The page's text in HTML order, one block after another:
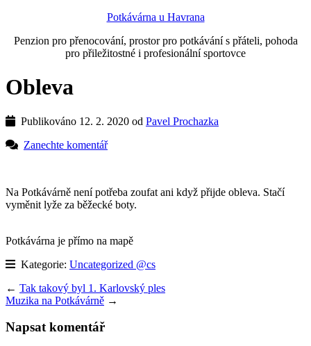
Potkávárna u Havrana
Penzion pro přenocování, prostor pro potkávání s přáteli, pohoda
pro přiležitostné i profesionální sportovce
Obleva
Publikováno 12. 2. 2020 od Pavel Prochazka
Zanechte komentář
Na Potkávárně není potřeba zoufat ani když přijde obleva. Stačí
vyměnit lyže za běžecké boty.
Potkávárna je přímo na mapě
Kategorie: Uncategorized @cs
← Tak takový byl 1. Karlovský ples
Muzika na Potkávárně →
Napsat komentář